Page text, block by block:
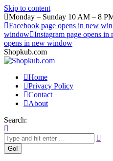
Skip to content
Monday – Sunday 10 AM – 8
Facebook page opens in new
window Instagram page opens
opens in new window
Shopkub.com
Home
Privacy Policy
Contact
About
Search: